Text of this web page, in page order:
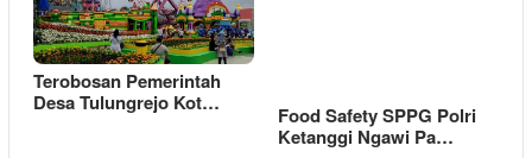
Terobosan Pemerintah
Desa Tulungrejo Kot…
Food Safety SPPG Polri
Ketanggi Ngawi Pa…